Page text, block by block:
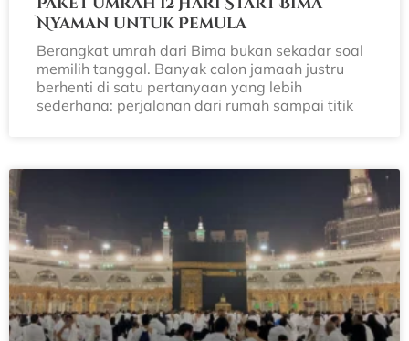
Nyaman untuk Pemula
Berangkat umrah dari Bima bukan sekadar soal
memilih tanggal. Banyak calon jamaah justru
berhenti di satu pertanyaan yang lebih
sederhana: perjalanan dari rumah sampai titik